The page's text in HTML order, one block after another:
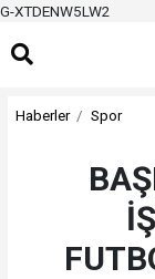
G-XTDENW5LW2
Haberler Spor